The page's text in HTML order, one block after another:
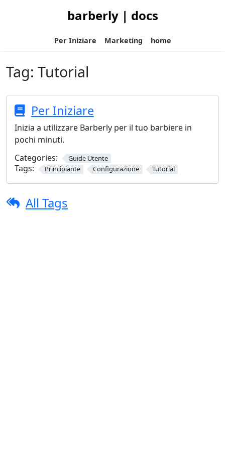
barberly | docs
Per Iniziare Marketing home
Tag: Tutorial
Per Iniziare
Inizia a utilizzare Barberly per il tuo barbiere in
pochi minuti.
Categories:
Guide Utente
Tags: Principiante Configurazione Tutorial
All Tags